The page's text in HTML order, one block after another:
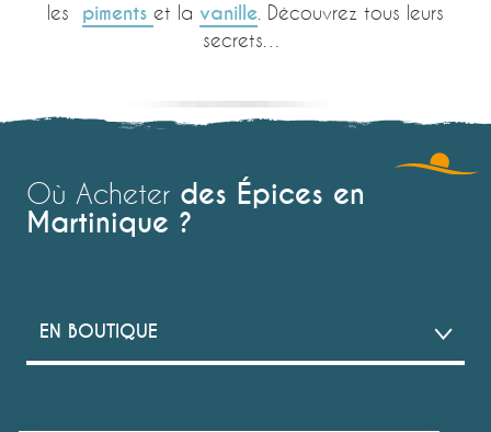
les
piments et la vanille Découvrez tous leurs
secrets…
Où Acheter des Épices en
Martinique ?
EN BOUTIQUE